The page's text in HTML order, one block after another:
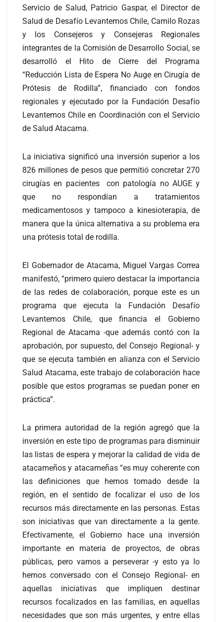
Servicio de Salud, Patricio Gaspar, el Director de
Salud de Desafío Levantemos Chile, Camilo Rozas
y los Consejeros y Consejeras Regionales
integrantes de la Comisión de Desarrollo Social, se
desarrolló el Hito de Cierre del Programa
“Reducción Lista de Espera No Auge en Cirugía de
Prótesis de Rodilla”, financiado con fondos
regionales y ejecutado por la Fundación Desafío
Levantemos Chile en Coordinación con el Servicio
de Salud Atacama.
La iniciativa significó una inversión superior a los
826 millones de pesos que permitió concretar 270
cirugías en pacientes con patología no AUGE y
que no respondían a tratamientos
medicamentosos y tampoco a kinesioterapia, de
manera que la única alternativa a su problema era
una prótesis total de rodilla.
El Gobernador de Atacama, Miguel Vargas Correa
manifestó, “primero quiero destacar la importancia
de las redes de colaboración, porque este es un
programa que ejecuta la Fundación Desafío
Levantemos Chile, que financia el Gobierno
Regional de Atacama -que además contó con la
aprobación, por supuesto, del Consejo Regional- y
que se ejecuta también en alianza con el Servicio
Salud Atacama, este trabajo de colaboración hace
posible que estos programas se puedan poner en
práctica”.
La primera autoridad de la región agregó que la
inversión en este tipo de programas para disminuir
las listas de espera y mejorar la calidad de vida de
atacameños y atacameñas “es muy coherente con
las definiciones que hemos tomado desde la
región, en el sentido de focalizar el uso de los
recursos más directamente en las personas. Estas
son iniciativas que van directamente a la gente.
Efectivamente, el Gobierno hace una inversión
importante en materia de proyectos, de obras
públicas, pero vamos a perseverar -y esto ya lo
hemos conversado con el Consejo Regional- en
aquellas iniciativas que impliquen destinar
recursos focalizados en las familias, en aquellas
necesidades que son más urgentes, y entre ellas